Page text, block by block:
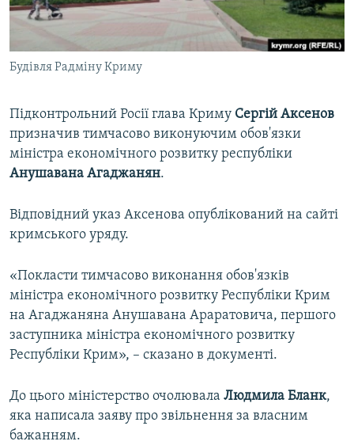
ВІДЕОУРОКИ «ELIFBE»
СВІДЧЕННЯ ОКУПАЦІЇ
УКРАЇНСЬКА ПРОБЛЕМА КРИМУ
Русский
Qırımtatar
Усі сайти RFE/RL
Будівля Радміну Криму
Підконтрольний Росії глава Криму Сергій Аксенов
призначив тимчасово виконуючим обов'язки
міністра економічного розвитку республіки
Анушавана Агаджанян.
Відповідний указ Аксенова опублікований на сайті
кримського уряду.
«Покласти тимчасово виконання обов'язків
міністра економічного розвитку Республіки Крим
на Агаджаняна Анушавана Араратовича, першого
заступника міністра економічного розвитку
Республіки Крим», – сказано в документі.
До цього міністерство очолювала Людмила Бланк,
яка написала заяву про звільнення за власним
бажанням.